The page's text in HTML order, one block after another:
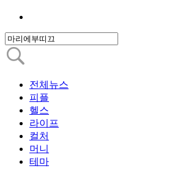
전체뉴스
피플
헬스
라이프
컬처
머니
테마